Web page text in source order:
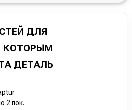
ДЛЯ
КОТОРЫМ
ДЕТАЛЬ
2 пок.